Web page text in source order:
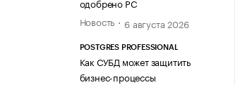
одобрено РС
Новость
6 августа 2026
POSTGRES PROFESSIONAL
Как СУБД может защитить
бизнес-процессы